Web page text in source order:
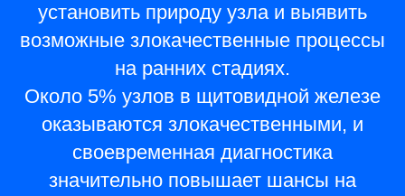
установить природу узла и выявить
возможные злокачественные процессы
на ранних стадиях.
Около 5% узлов в щитовидной железе
оказываются злокачественными, и
своевременная диагностика
значительно повышает шансы на